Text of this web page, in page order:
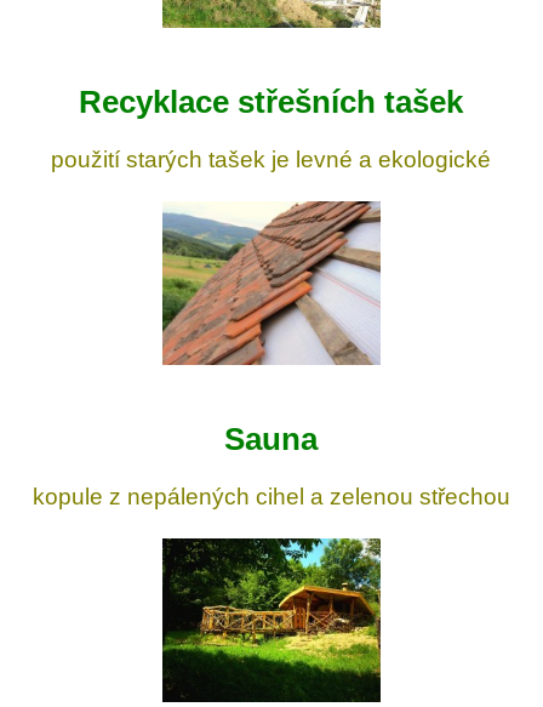
Recyklace střešních tašek
použití starých tašek je levné a ekologické
Sauna
kopule z nepálených cihel a zelenou střechou